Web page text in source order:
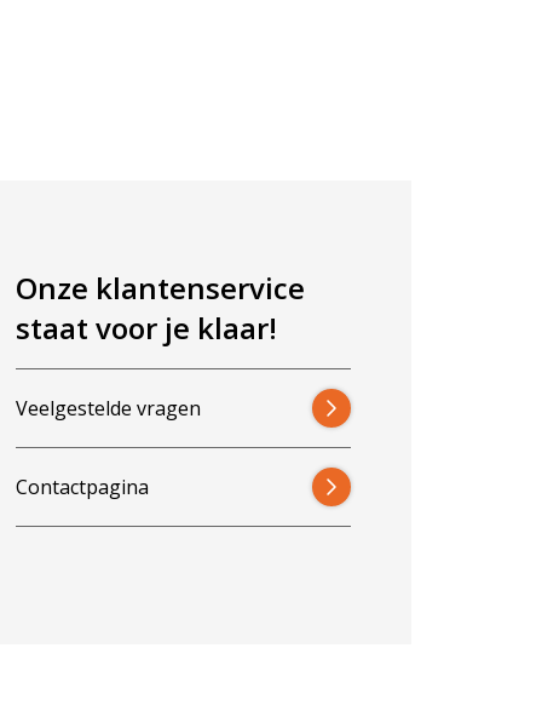
Onze klantenservice
staat voor je klaar!
Veelgestelde vragen
Contactpagina